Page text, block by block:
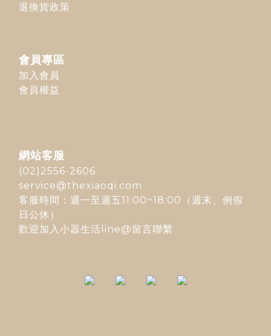
退換貨政策
會員專區
加入會員
會員權益
網站客服
(02)2556-2606
service@thexiaoqi.com
客服時間：週一至週五11:00~18:00（週末、例假
日公休）
歡迎加入 小器生活line@留言聯繫